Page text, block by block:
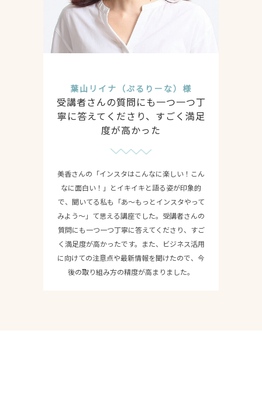
葉山リイナ（ぷるりーな）様
受講者さんの質問にも一つ一つ丁
寧に答えてくださり、すごく満足
度が高かった
美香さんの「インスタはこんなに楽しい！こん
なに面白い！」とイキイキと語る姿が印象的
で、聞いてる私も「あ〜もっとインスタやって
みよう〜」て思える講座でした。受講者さんの
質問にも一つ一つ丁寧に答えてくださり、すご
く満足度が高かったです。また、ビジネス活用
に向けての注意点や最新情報を聞けたので、今
後の取り組み方の精度が高まりました。